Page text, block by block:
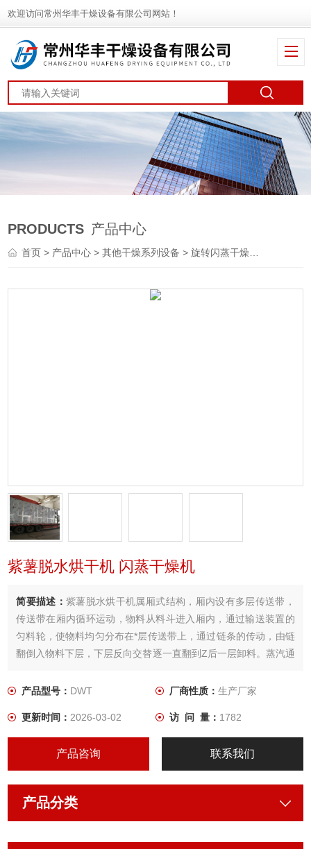
欢迎访问常州华丰干燥设备有限公司网站！
PRODUCTS 产品中心
首页> 产品中心 >其他干燥系列设备 >旋转闪蒸干燥机
紫薯脱水烘干机 闪蒸干燥机
简要描述： 紫薯脱水烘干机属厢式结构，厢内设有多层传送带，
传送带在厢内循环运动，物料从料斗进入厢内，通过输送装置的
匀料轮，使物料均匀分布在*层传送带上，通过链条的传动，由链
翻倒入物料下层，下层反向交替逐一直翻到Z后一层卸料。蒸汽通
接触，进行传质传热，从而达到去除水份的目的。
产品型号： DWT 厂商性质： 生产厂家
更新时间：2026-03-02 访 问 量： 1782
产品咨询 联系我们
产品分类